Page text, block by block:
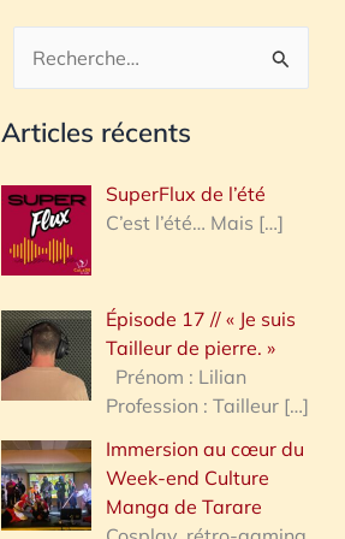
c
h
r
h
e
:
Articles récents
SuperFlux de l’été
C’est l’été… Mais […]
Épisode 17 // « Je suis
Tailleur de pierre. »
Prénom : Lilian
Profession : Tailleur […]
Immersion au cœur du
Week-end Culture
Manga de Tarare